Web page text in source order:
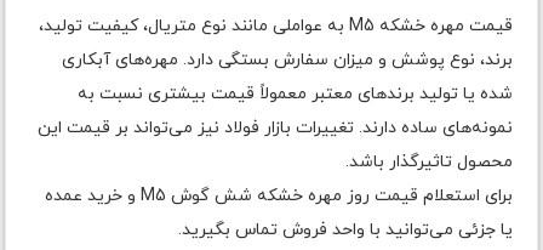
قیمت مهره خشکه M5 به عواملی مانند نوع متریال، کیفیت تولید،
برند، نوع پوشش و میزان سفارش بستگی دارد. مهره‌های آبکاری
شده یا تولید برندهای معتبر معمولاً قیمت بیشتری نسبت به
نمونه‌های ساده دارند. تغییرات بازار فولاد نیز می‌تواند بر قیمت این
محصول تاثیرگذار باشد.
برای استعلام قیمت روز مهره خشکه شش گوش M5 و خرید عمده
یا جزئی می‌توانید با واحد فروش تماس بگیرید.